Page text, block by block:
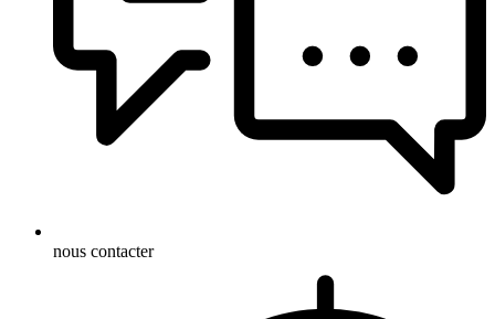
nous contacter